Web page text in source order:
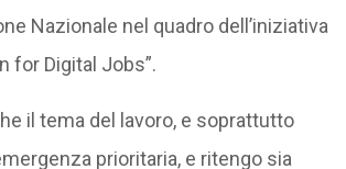
Nazionale nel quadro dell’iniziativa
for Digital Jobs”.
il tema del lavoro, e soprattutto
prioritaria, e ritengo sia